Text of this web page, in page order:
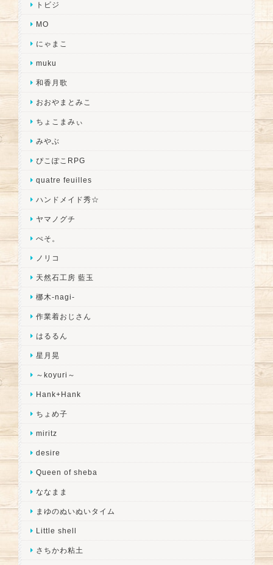
トビジ
MO
にゃまこ
muku
和香月歌
おおやまとみこ
ちょこまみぃ
みやぶ
ぴこぽこRPG
quatre feuilles
ハンドメイド秀☆
ヤマノグチ
ぺそ。
ノリコ
天然石工房 藍玉
梛木-nagi-
作業着おじさん
はるるん
星月晃
～koyuri～
Hank+Hank
ちょめ子
miritz
desire
Queen of sheba
ななまま
まゆのぬいぬいタイム
Little shell
さちかわ粘土